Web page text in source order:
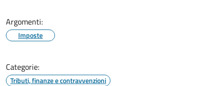
Argomenti:
Imposte
Categorie:
Tributi, finanze e contravvenzioni